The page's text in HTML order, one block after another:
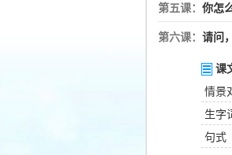
第五课： 你怎
第六课： 请问
课
情景
生字
句式